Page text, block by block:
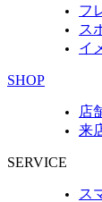
フ
ス
イ
SHOP
店
来
SERVICE
ス